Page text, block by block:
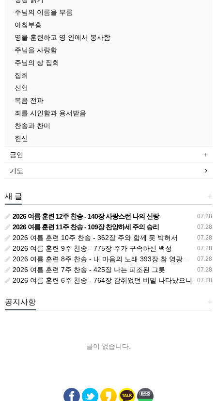
주님의 이름을 부름
아침부흥
영을 훈련하고 영 안에서 봉사함
주님을 사랑함
주님의 상 집회
집회
신언
복음 전파
죄를 시인함과 용서받음
찬송과 찬미
헌신
금언
기도
+
새 글
07.28
2026 여름 훈련 12주 찬송 - 140장 사랑스런 나의 신랑
07.28
2026 여름 훈련 11주 찬송 - 109장 찬양하세 주의 승리
07.28
2026 여름 훈련 10주 찬송 - 362장 주와 함께 못 박혀서
07.28
2026 여름 훈련 9주 찬송 - 775장 주가 구속하신 백성
07.28
2026 여름 훈련 8주 찬송 - 내 마음의 노래 393장 참 영광스런 우리 왕
07.28
2026 여름 훈련 7주 찬송 - 425장 나는 피조된 그릇
07.28
2026 여름 훈련 6주 찬송 - 764장 감취었던 비밀 나타났으니
+
공지사항
글이 없습니다.